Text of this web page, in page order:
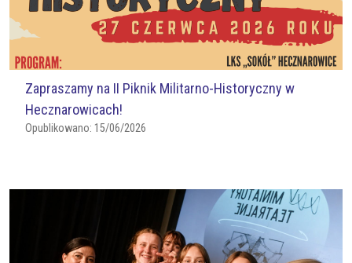
Zapraszamy na II Piknik Militarno-Historyczny w
Hecznarowicach!
Opublikowano: 15/06/2026